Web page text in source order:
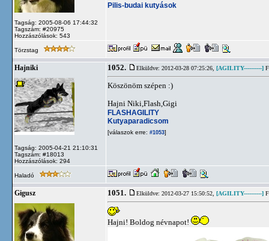
Tagság: 2005-08-06 17:44:32
Tagszám: #20975
Hozzászólások: 543
Pilis-budai kutyások
Törzstag
Hajniki
Tagság: 2005-04-21 21:10:31
Tagszám: #18013
Hozzászólások: 294
1052. Elküldve: 2012-03-28 07:25:26, [AGILITY----------]
Köszönöm szépen :)
Hajni Niki,Flash,Gigi
FLASHAGILITY
Kutyaparadicsom
[válaszok erre: #1053]
Haladó
Gigusz 1051. Elküldve: 2012-03-27 15:50:52, [AGILITY----------]
Hajni! Boldog névnapot!